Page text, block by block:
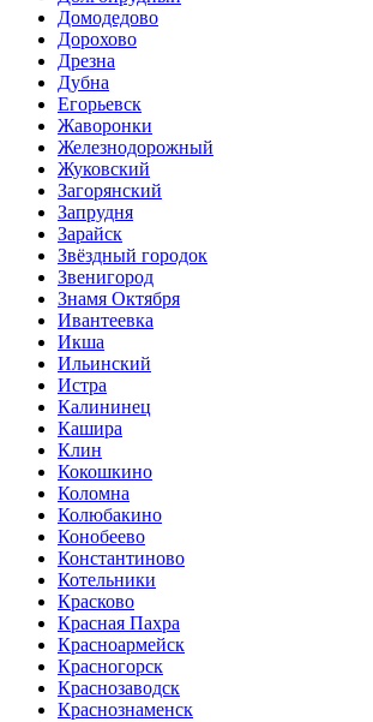
Домодедово
Дорохово
Дрезна
Дубна
Егорьевск
Жаворонки
Железнодорожный
Жуковский
Загорянский
Запрудня
Зарайск
Звёздный городок
Звенигород
Знамя Октября
Ивантеевка
Икша
Ильинский
Истра
Калининец
Кашира
Клин
Кокошкино
Коломна
Колюбакино
Конобеево
Константиново
Котельники
Красково
Красная Пахра
Красноармейск
Красногорск
Краснозаводск
Краснознаменск